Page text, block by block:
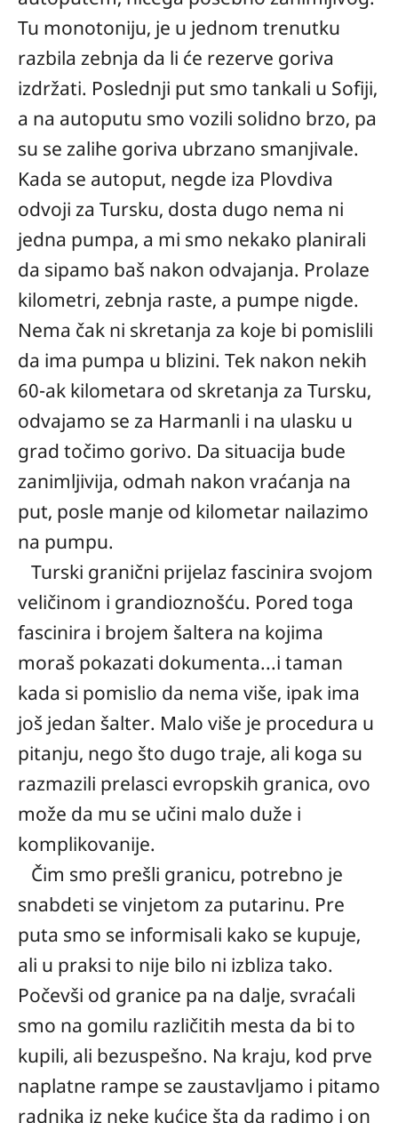
Tu monotoniju, je u jednom trenutku
razbila zebnja da li će rezerve goriva
izdržati. Poslednji put smo tankali u Sofiji,
a na autoputu smo vozili solidno brzo, pa
su se zalihe goriva ubrzano smanjivale.
Kada se autoput, negde iza Plovdiva
odvoji za Tursku, dosta dugo nema ni
jedna pumpa, a mi smo nekako planirali
da sipamo baš nakon odvajanja. Prolaze
kilometri, zebnja raste, a pumpe nigde.
Nema čak ni skretanja za koje bi pomislili
da ima pumpa u blizini. Tek nakon nekih
60-ak kilometara od skretanja za Tursku,
odvajamo se za Harmanli i na ulasku u
grad točimo gorivo. Da situacija bude
zanimljivija, odmah nakon vraćanja na
put, posle manje od kilometar nailazimo
na pumpu.
Turski granični prijelaz fascinira svojom
veličinom i grandioznošću. Pored toga
fascinira i brojem šaltera na kojima
moraš pokazati dokumenta...i taman
kada si pomislio da nema više, ipak ima
još jedan šalter. Malo više je procedura u
pitanju, nego što dugo traje, ali koga su
razmazili prelasci evropskih granica, ovo
može da mu se učini malo duže i
komplikovanije.
Čim smo prešli granicu, potrebno je
snabdeti se vinjetom za putarinu. Pre
puta smo se informisali kako se kupuje,
ali u praksi to nije bilo ni izbliza tako.
Počevši od granice pa na dalje, svraćali
smo na gomilu različitih mesta da bi to
kupili, ali bezuspešno. Na kraju, kod prve
naplatne rampe se zaustavljamo i pitamo
radnika iz neke kućice šta da radimo i on